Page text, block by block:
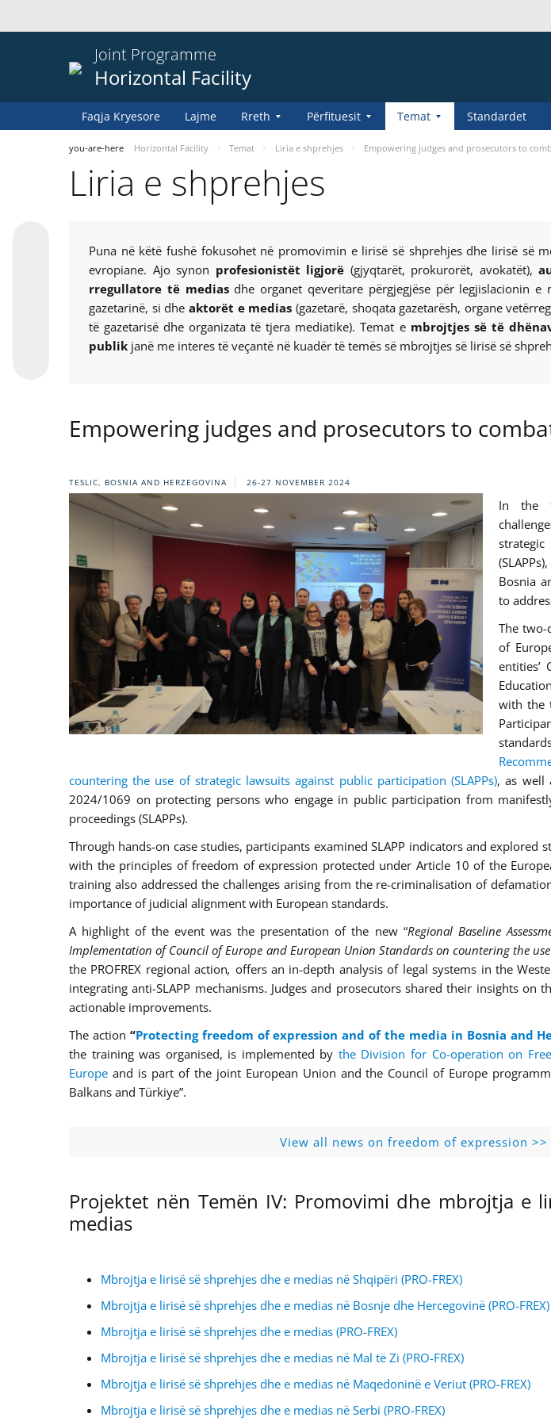
Joint Programme
Horizontal Facility
Faqja Kryesore Lajme Rreth Përfituesit Temat Standardet
you-are-here Horizontal Facility Temat Liria e shprehjes Empowering judges and prosecutors to
Liria e shprehjes
Puna në këtë fushë fokusohet në promovimin e lirisë së shprehjes dhe lirisë së
evropiane. Ajo synon profesionistët ligjorë (gjyqtarët, prokurorët, avokatët),
rregullatore të mediasdhe organet qeveritare përgjegjëse për legjislacionin e
gazetarinë, si dhe aktorët e medias (gazetarë, shoqata gazetarësh, organe
të gazetarisë dhe organizata të tjera mediatike). Temat e mbrojtjes së të
publik janë me interes të veçantë në kuadër të temës së mbrojtjes së lirisë së
Empowering judges and prosecutors to
TESLIC, BOSNIA AND HERZEGOVINA 26-27 NOVEMBER 2024
In the
Bosnia
to
The
of
entities’
with the
countering the use of strategic lawsuits against public participation (SLAPPs), as well
2024/1069 on protecting persons who engage in public participation from
proceedings (SLAPPs).
Through hands-on case studies, participants examined SLAPP indicators and explored
with the principles of freedom of expression protected under Article 10 of the
training also addressed the challenges arising from the re-criminalisation of
importance of judicial alignment with European standards.
A highlight of the event was the presentation of the new “Regional Baseline
Implementation of Council of Europe and European Union Standards on countering the use
the PROFREX regional action, offers an in-depth analysis of legal systems in the
integrating anti-SLAPP mechanisms. Judges and prosecutors shared their insights on
actionable improvements.
The action “Protecting freedom of expression and of the media in Bosnia and
the training was organised, is implemented by the Division for Co-operation on
Europe and is part of the joint European Union and the Council of Europe
Balkans and Türkiye”.
View all news on freedom of expression >>
Projektet nën Temën IV: Promovimi dhe mbrojtja e
medias
Mbrojtja e lirisë së shprehjes dhe e medias në Shqipëri (PRO-FREX)
Mbrojtja e lirisë së shprehjes dhe e medias në Bosnje dhe Hercegovinë (PRO-FREX)
Mbrojtja e lirisë së shprehjes dhe e medias (PRO-FREX)
Mbrojtja e lirisë së shprehjes dhe e medias në Mal të Zi (PRO-FREX)
Mbrojtja e lirisë së shprehjes dhe e medias në Maqedoninë e Veriut (PRO-FREX)
Mbrojtja e lirisë së shprehjes dhe e medias në Serbi (PRO-FREX)